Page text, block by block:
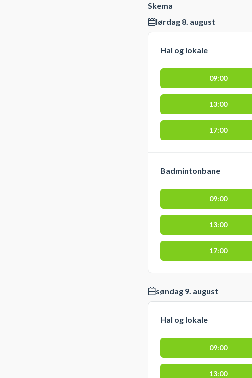
Skema
lørdag 8. august
Hal og lokale
09:00
13:00
17:00
Badmintonbane
09:00
13:00
17:00
søndag 9. august
Hal og lokale
09:00
13:00